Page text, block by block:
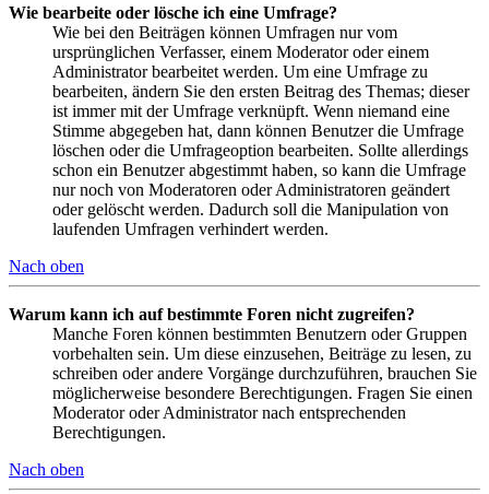
Wie bearbeite oder lösche ich eine Umfrage?
Wie bei den Beiträgen können Umfragen nur vom
ursprünglichen Verfasser, einem Moderator oder einem
Administrator bearbeitet werden. Um eine Umfrage zu
bearbeiten, ändern Sie den ersten Beitrag des Themas; dieser
ist immer mit der Umfrage verknüpft. Wenn niemand eine
Stimme abgegeben hat, dann können Benutzer die Umfrage
löschen oder die Umfrageoption bearbeiten. Sollte allerdings
schon ein Benutzer abgestimmt haben, so kann die Umfrage
nur noch von Moderatoren oder Administratoren geändert
oder gelöscht werden. Dadurch soll die Manipulation von
laufenden Umfragen verhindert werden.
Nach oben
Warum kann ich auf bestimmte Foren nicht zugreifen?
Manche Foren können bestimmten Benutzern oder Gruppen
vorbehalten sein. Um diese einzusehen, Beiträge zu lesen, zu
schreiben oder andere Vorgänge durchzuführen, brauchen Sie
möglicherweise besondere Berechtigungen. Fragen Sie einen
Moderator oder Administrator nach entsprechenden
Berechtigungen.
Nach oben